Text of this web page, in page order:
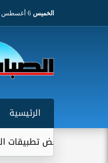
الخميس
الرئيسية
تطبيقات الهواتف قد